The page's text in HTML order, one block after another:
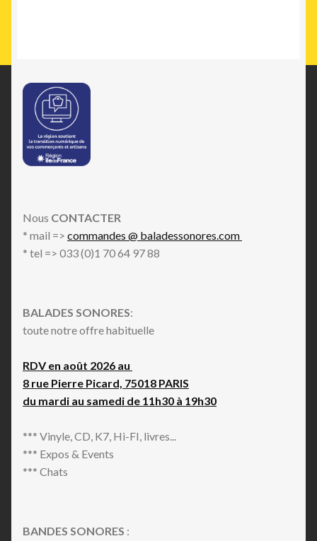
Nous CONTACTER
* mail => commandes @ baladessonores.com
* tel => 033 (0)1 70 64 97 88
BALADES SONORES:
toute notre offre habituelle
RDV en août 2026 au
8 rue Pierre Picard, 75018 PARIS
du mardi au samedi de 11h30 à 19h30
*** Vinyle, CD, K7, Hi-FI, livres...
*** Expos & Events
*** Chats
BANDES SONORES :